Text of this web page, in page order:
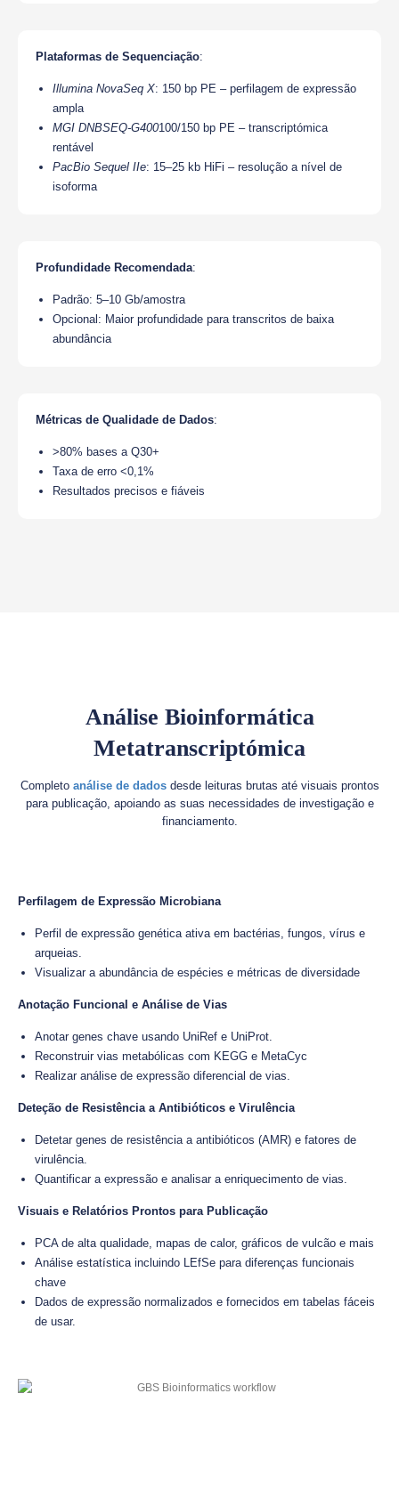
Plataformas de Sequenciação:
Illumina NovaSeq X: 150 bp PE – perfilagem de expressão
ampla
MGI DNBSEQ-G400100/150 bp PE – transcriptómica
rentável
PacBio Sequel IIe: 15–25 kb HiFi – resolução a nível de
isoforma
Profundidade Recomendada:
Padrão: 5–10 Gb/amostra
Opcional: Maior profundidade para transcritos de baixa
abundância
Métricas de Qualidade de Dados:
>80% bases a Q30+
Taxa de erro <0,1%
Resultados precisos e fiáveis
Análise Bioinformática
Metatranscriptómica
Completo análise de dadosdesde leituras brutas até visuais prontos
para publicação, apoiando as suas necessidades de investigação e
financiamento.
Perfilagem de Expressão Microbiana
Perfil de expressão genética ativa em bactérias, fungos, vírus e
arqueias.
Visualizar a abundância de espécies e métricas de diversidade
Anotação Funcional e Análise de Vias
Anotar genes chave usando UniRef e UniProt.
Reconstruir vias metabólicas com KEGG e MetaCyc
Realizar análise de expressão diferencial de vias.
Deteção de Resistência a Antibióticos e Virulência
Detetar genes de resistência a antibióticos (AMR) e fatores de
virulência.
Quantificar a expressão e analisar a enriquecimento de vias.
Visuais e Relatórios Prontos para Publicação
PCA de alta qualidade, mapas de calor, gráficos de vulcão e mais
Análise estatística incluindo LEfSe para diferenças funcionais
chave
Dados de expressão normalizados e fornecidos em tabelas fáceis
de usar.